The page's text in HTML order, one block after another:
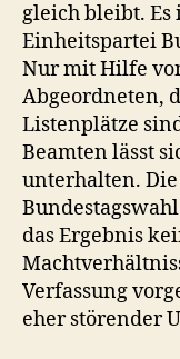
gleich bleibt.
Einheitspartei
Nur mit Hilfe
Abgeordneten,
Listenplätze
Beamten lässt
unterhalten.
das Ergebnis
Verfassung
eher störender